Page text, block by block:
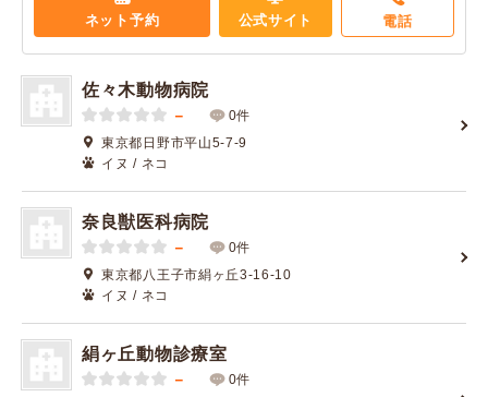
ネット予約 公式サイト 電話
佐々木動物病院
－
0件
東京都日野市平山5-7-9
イヌ / ネコ
奈良獣医科病院
－
0件
東京都八王子市絹ヶ丘3-16-10
イヌ / ネコ
絹ヶ丘動物診療室
－
0件